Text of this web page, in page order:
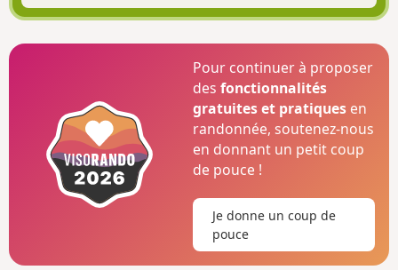
Pour continuer à proposer
desfonctionnalités
gratuites et pratiques en
randonnée, soutenez-nous
en donnant un petit coup
de pouce !
Je donne un coup de
pouce